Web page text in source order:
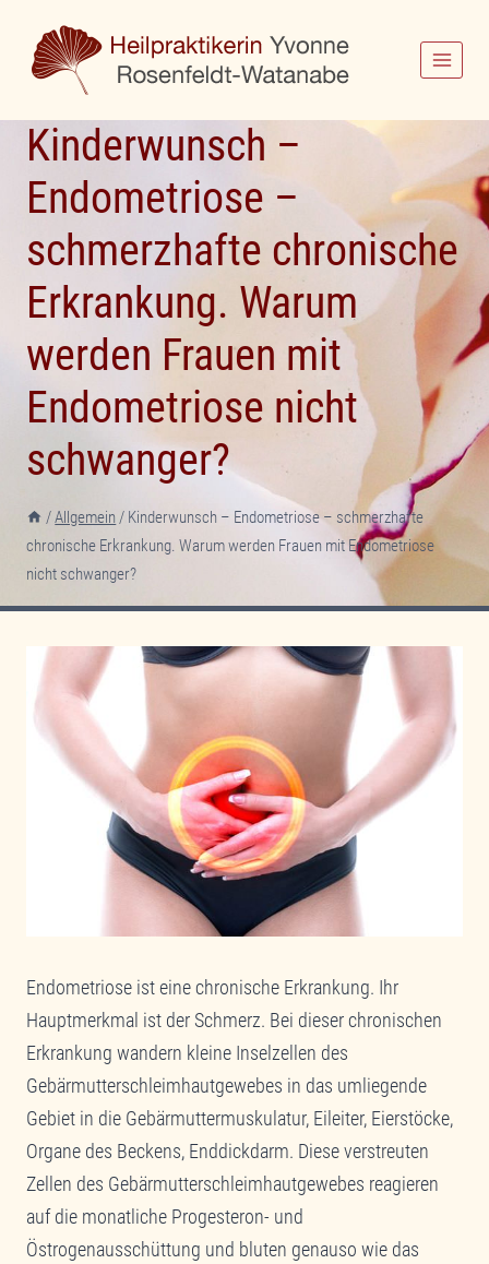
Inhalt
springen
Kinderwunsch –
Endometriose –
schmerzhafte chronische
Erkrankung. Warum
werden Frauen mit
Endometriose nicht
schwanger?
/Allgemein/ Kinderwunsch – Endometriose – schmerzhafte
chronische Erkrankung. Warum werden Frauen mit Endometriose
nicht schwanger?
Endometriose ist eine chronische Erkrankung. Ihr
Hauptmerkmal ist der Schmerz. Bei dieser chronischen
Erkrankung wandern kleine Inselzellen des
Gebärmutterschleimhautgewebes in das umliegende
Gebiet in die Gebärmuttermuskulatur, Eileiter, Eierstöcke,
Organe des Beckens, Enddickdarm. Diese verstreuten
Zellen des Gebärmutterschleimhautgewebes reagieren
auf die monatliche Progesteron- und
Östrogenausschüttung und bluten genauso wie das